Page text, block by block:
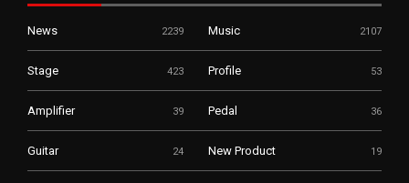
News 2239 Music 2107
Stage 423 Profile 53
Amplifier 39 Pedal 36
Guitar 24 New Product 19